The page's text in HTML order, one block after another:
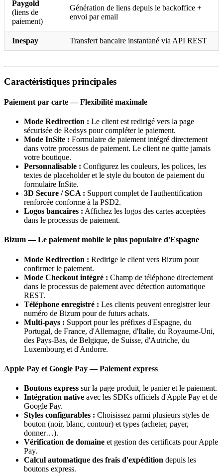
Paygold
(liens de
paiement)
Génération de liens depuis le backoffice +
envoi par email
Inespay Transfert bancaire instantané via API REST
Caractéristiques principales
Paiement par carte — Flexibilité maximale
Mode Redirection : Le client est redirigé vers la page
sécurisée de Redsys pour compléter le paiement.
Mode InSite : Formulaire de paiement intégré directement
dans votre processus de paiement. Le client ne quitte jamais
votre boutique.
Personnalisable : Configurez les couleurs, les polices, les
textes de placeholder et le style du bouton de paiement du
formulaire InSite.
3D Secure / SCA : Support complet de l'authentification
renforcée conforme à la PSD2.
Logos bancaires : Affichez les logos des cartes acceptées
dans le processus de paiement.
Bizum — Le paiement mobile le plus populaire d'Espagne
Mode Redirection : Redirige le client vers Bizum pour
confirmer le paiement.
Mode Checkout intégré : Champ de téléphone directement
dans le processus de paiement avec détection automatique
REST.
Téléphone enregistré : Les clients peuvent enregistrer leur
numéro de Bizum pour de futurs achats.
Multi-pays : Support pour les préfixes d'Espagne, du
Portugal, de France, d'Allemagne, d'Italie, du Royaume-Uni,
des Pays-Bas, de Belgique, de Suisse, d'Autriche, du
Luxembourg et d'Andorre.
Apple Pay et Google Pay — Paiement express
Boutons express sur la page produit, le panier et le paiement.
Intégration native avec les SDKs officiels d'Apple Pay et de
Google Pay.
Styles configurables : Choisissez parmi plusieurs styles de
bouton (noir, blanc, contour) et types (acheter, payer,
donner…).
Vérification de domaine et gestion des certificats pour Apple
Pay.
Calcul automatique des frais d'expédition depuis les
boutons express.